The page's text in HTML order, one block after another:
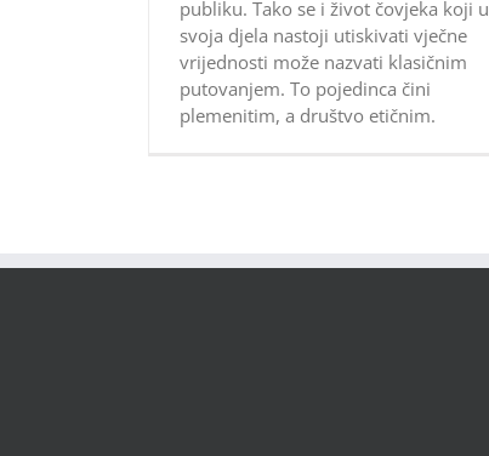
publiku. Tako se i život čovjeka koji u
svoja djela nastoji utiskivati vječne
vrijednosti može nazvati klasičnim
putovanjem. To pojedinca čini
plemenitim, a društvo etičnim.